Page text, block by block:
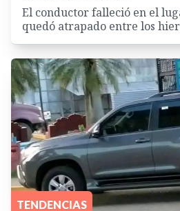
El conductor falleció en el
quedó atrapado entre los
TENDENCIAS